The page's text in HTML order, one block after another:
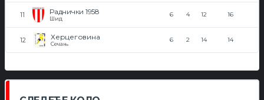
Раднички 1958
Шид
6 4 12 16
Херцеговина
Сечањ
6 2 14 14